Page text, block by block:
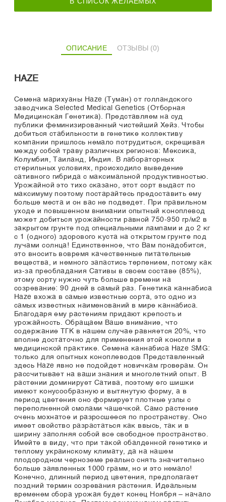
ОПИСАНИЕ ОТЗЫВЫ (0)
HAZE
Семена марихуаны Haze (Туман) от голландского
заводчика Selected Medical Genetics (Отборная
Медицинская Генетика). Представляем на суд
публики феминизированный чистейший Хейз. Чтобы
добиться стабильности в генетике коллективу
компании пришлось немало потрудиться, скрещивая
между собой траву различных регионов: Мексика,
Колумбия, Таиланд, Индия. В лабораторных
стерильных условиях, происходило выведение
сативного гибрида с максимальной продуктивностью.
Урожайной это тихо сказано, этот сорт выдаст по
максимуму поэтому постарайтесь предоставить ему
больше места и он вас не подведет. При правильном
уходе и повышенном внимании опытный коноплевод
может добиться урожайности равной 750-950 гр/м2 в
закрытом грунте под специальными лампами и до 2 кг
с 1 (одного) здорового куста на открытом грунте под
лучами солнца! Единственное, что Вам понадобится,
это вносить вовремя качественные питательные
вещества, и немного запастись терпением, потому как
из-за преобладания Сативы в своем составе (85%),
этому сорту нужно чуть больше времени на
созревание: 90 дней в самый раз. Генетика каннабиса
Haze вхожа в самые известные сорта, это одно из
самых известных наименований в мире каннабиса.
Благодаря ему растениям придают крепость и
урожайность. Обращаем Ваше внимание, что
содержание ТГК в нашем случае равняется 20%, что
вполне достаточно для применения этой конопли в
медицинской практике. Семена каннабиса Haze SMG:
только для опытных коноплеводов Представленный
здесь Haze явно не подойдет новичкам гроверам. Он
рассчитывает на ваши знания и многолетний опыт. В
растении доминирует Сатива, поэтому его шишки
имеют конусообразную и вытянутую форму, а в
период цветения оно формирует плотные узлы с
переполненной смолами чашечкой. Само растение
очень мохнатое и разросшееся по пространству. Оно
имеет свойство разрастаться как ввысь, так и в
ширину заполняя собой все свободное пространство.
Имейте в виду, что при такой обалденной генетике и
теплому украинскому климату, да на нашем
плодородном черноземе реально снять значительно
больше заявленных 1000 грамм, но и это немало!
Конечно, длинный период цветения, предполагает
поздний термин созревания растения. Идеальным
временем сбора урожая будет конец Ноября – начало